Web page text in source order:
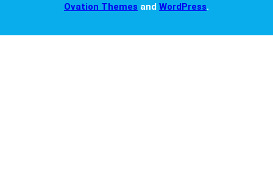
Ovation Themes and WordPress.